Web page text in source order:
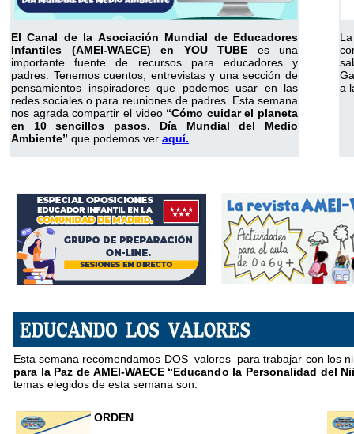
El Canal de la Asociación Mundial de Educadores
Infantiles (AMEI-WAECE) en YOU TUBE es una
importante fuente de recursos para educadores y
padres. Tenemos cuentos, entrevistas y una sección de
pensamientos inspiradores que podemos usar en las
redes sociales o para reuniones de padres. Esta semana
nos agrada compartir el video“Cómo cuidar el planeta
en 10 sencillos pasos. Día Mundial del Medio
Ambiente” que podemos ver aquí.
a
Esta semana recomendamos DOS valores para trabajar con los
para la Paz de AMEI-WAECE “Educando la Personalidad del
temas elegidos de esta semana son:
ORDEN